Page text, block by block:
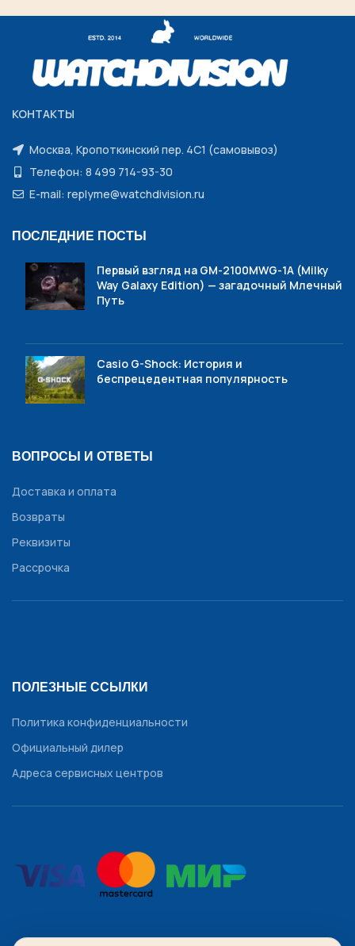
КОНТАКТЫ
Москва, Кропоткинский пер. 4С1 (самовывоз)
Телефон: 8 499 714-93-30
E-mail: replyme@watchdivision.ru
ПОСЛЕДНИЕ ПОСТЫ
Первый взгляд на GM-2100MWG-1A (Milky
Way Galaxy Edition) — загадочный Млечный
Путь
Casio G-Shock: История и
беспрецедентная популярность
ВОПРОСЫ И ОТВЕТЫ
Доставка и оплата
Возвраты
Реквизиты
Рассрочка
ПОЛЕЗНЫЕ ССЫЛКИ
Политика конфиденциальности
Официальный дилер
Адреса сервисных центров